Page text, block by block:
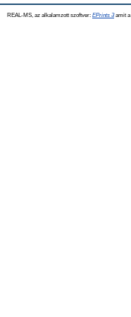
REAL-MS, az alkalamzott szoftver: EPrints 3amit a